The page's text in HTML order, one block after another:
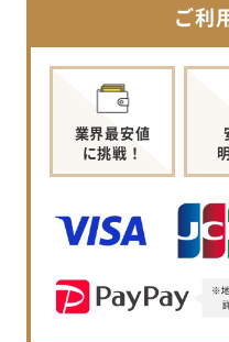
ご利
業界最安値
に挑戦！